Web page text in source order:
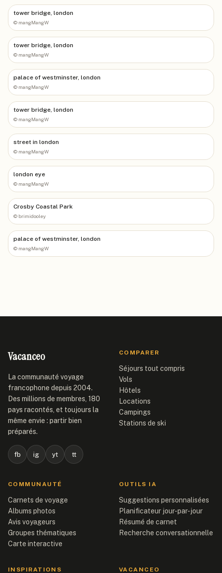
tower bridge, london
© mangMangW
tower bridge, london
© mangMangW
palace of westminster, london
© mangMangW
tower bridge, london
© mangMangW
street in london
© mangMangW
london eye
© mangMangW
Crosby Coastal Park
© brimidooley
palace of westminster, london
© mangMangW
Vacanceo
La communauté voyage
francophone depuis 2004.
Des millions de membres, 180
pays racontés, et toujours la
même envie : partir bien
préparés.
fb ig yt tt
COMPARER
Séjours tout compris
Vols
Hôtels
Locations
Campings
Stations de ski
COMMUNAUTÉ
Carnets de voyage
Albums photos
Avis voyageurs
Groupes thématiques
Carte interactive
OUTILS IA
Suggestions personnalisées
Planificateur jour-par-jour
Résumé de carnet
Recherche conversationnelle
INSPIRATIONS VACANCEO